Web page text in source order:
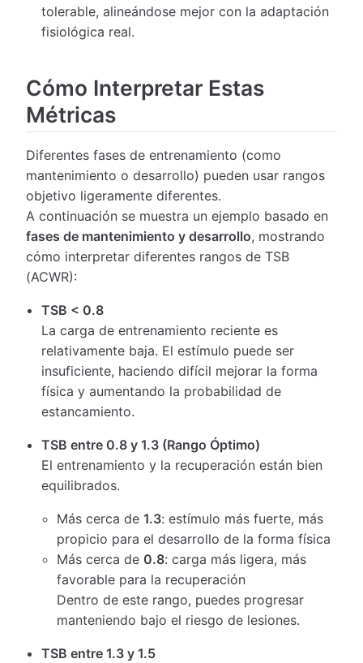
tolerable, alineándose mejor con la adaptación
fisiológica real.
Cómo Interpretar Estas
Métricas
Diferentes fases de entrenamiento (como
mantenimiento o desarrollo) pueden usar rangos
objetivo ligeramente diferentes.
A continuación se muestra un ejemplo basado en
fases de mantenimiento y desarrollo, mostrando
cómo interpretar diferentes rangos de TSB
(ACWR):
TSB < 0.8
La carga de entrenamiento reciente es
relativamente baja. El estímulo puede ser
insuficiente, haciendo difícil mejorar la forma
física y aumentando la probabilidad de
estancamiento.
TSB entre 0.8 y 1.3 (Rango Óptimo)
El entrenamiento y la recuperación están bien
equilibrados.
Más cerca de1.3: estímulo más fuerte, más
propicio para el desarrollo de la forma física
Más cerca de 0.8: carga más ligera, más
favorable para la recuperación
Dentro de este rango, puedes progresar
manteniendo bajo el riesgo de lesiones.
TSB entre 1.3 y 1.5